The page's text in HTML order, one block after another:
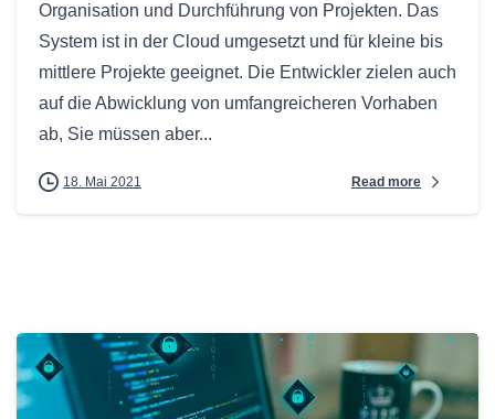
Organisation und Durchführung von Projekten. Das
System ist in der Cloud umgesetzt und für kleine bis
mittlere Projekte geeignet. Die Entwickler zielen auch
auf die Abwicklung von umfangreicheren Vorhaben
ab, Sie müssen aber...
18. Mai 2021 Read more